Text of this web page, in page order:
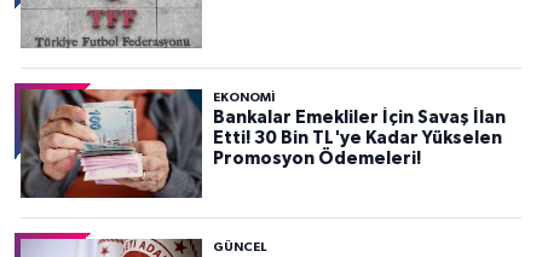
EKONOMİ
Bankalar Emekliler İçin Savaş İlan
Etti! 30 Bin TL'ye Kadar Yükselen
Promosyon Ödemeleri!
GÜNCEL